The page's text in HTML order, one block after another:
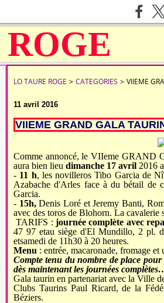
LO TAURE ROGE > CATEGORIES > VIIEME
11 avril 2016
VIIEME GRAND GALA
Comme annoncé, le VIIeme GRAND
aura bien lieu dimanche 17 avril 2016
- 11 h, les novilleros Tibo Garcia de
Azabache d'Arles face àdu bétail de
Garcia.
- 15h, Denis Loré etJeremy Banti, R
avec des toros de Blohorn. La cavalerie
TARIFS : journéecomplète avec
47 97 etau siège d'El Mundillo, 2 pl.
etsamedi de 11h30 à 20 heures.
Menu : entrée, macaronade, fromage
Compte tenu du nombre de place pour
dès maintenant les journées
Gala taurin enpartenariat avec la Ville
Clubs Taurins Paul Ricard, de la
Béziers.